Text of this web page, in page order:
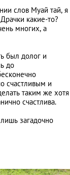
слов Муай тай, я
какие-то?
многих, а
был долог и
до
счастливым и
таким же хотя
счастлива.
загадочно